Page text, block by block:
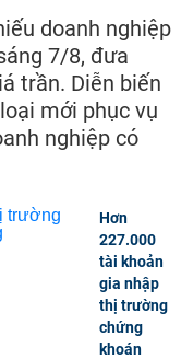
doanh nghiệp
7/8, đưa
trần. Diễn biến
mới phục vụ
nghiệp có
Hơn
227.000
tài khoản
gia nhập
thị trường
chứng
khoán